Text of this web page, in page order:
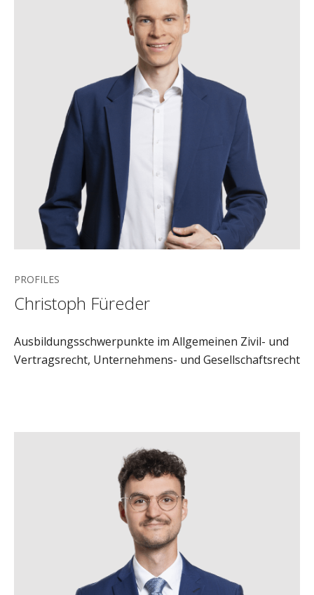
PROFILES
Christoph Füreder
Ausbildungsschwerpunkte im Allgemeinen Zivil- und
Vertragsrecht, Unternehmens- und Gesellschaftsrecht